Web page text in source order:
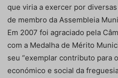
que viria a exercer por
de membro da Assembleia
Em 2007 foi agraciado pela
com a Medalha de Mérito
seu “exemplar contributo para
económico e social da